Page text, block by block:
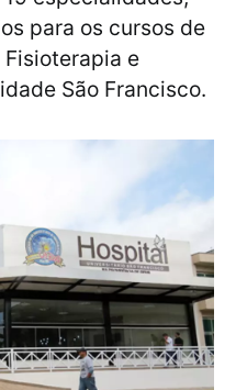
para os cursos de
e
São Francisco.